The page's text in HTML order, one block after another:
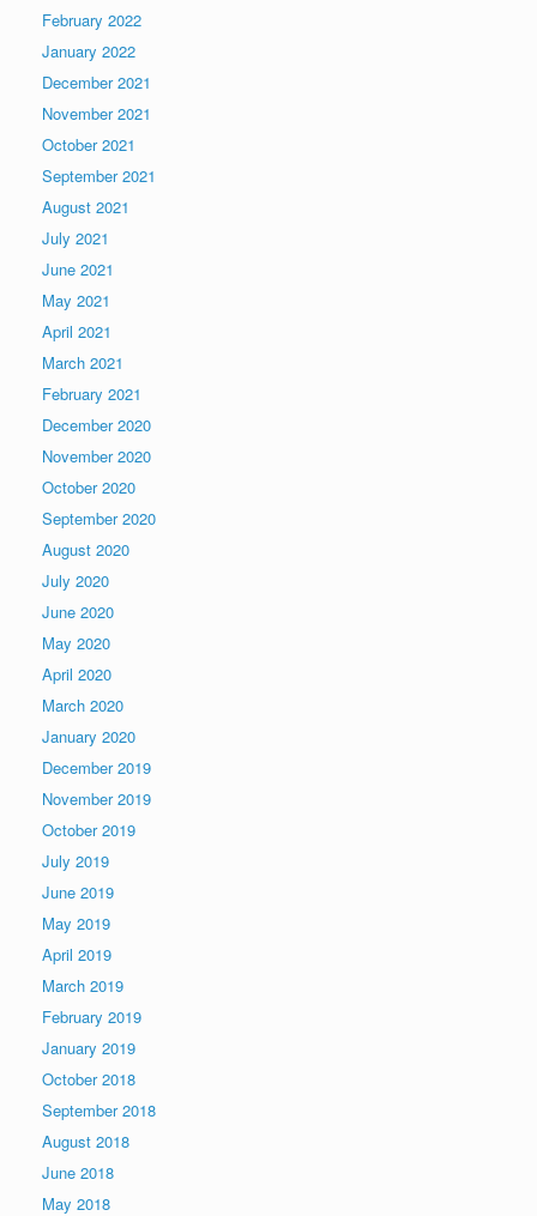
February 2022
January 2022
December 2021
November 2021
October 2021
September 2021
August 2021
July 2021
June 2021
May 2021
April 2021
March 2021
February 2021
December 2020
November 2020
October 2020
September 2020
August 2020
July 2020
June 2020
May 2020
April 2020
March 2020
January 2020
December 2019
November 2019
October 2019
July 2019
June 2019
May 2019
April 2019
March 2019
February 2019
January 2019
October 2018
September 2018
August 2018
June 2018
May 2018